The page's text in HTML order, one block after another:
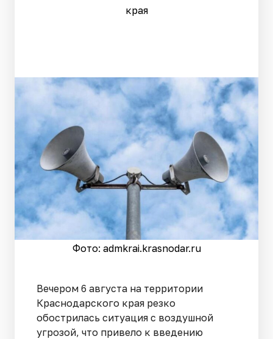
края
Фото: admkrai.krasnodar.ru
Вечером 6 августа на территории
Краснодарского края резко
обострилась ситуация с воздушной
угрозой, что привело к введению